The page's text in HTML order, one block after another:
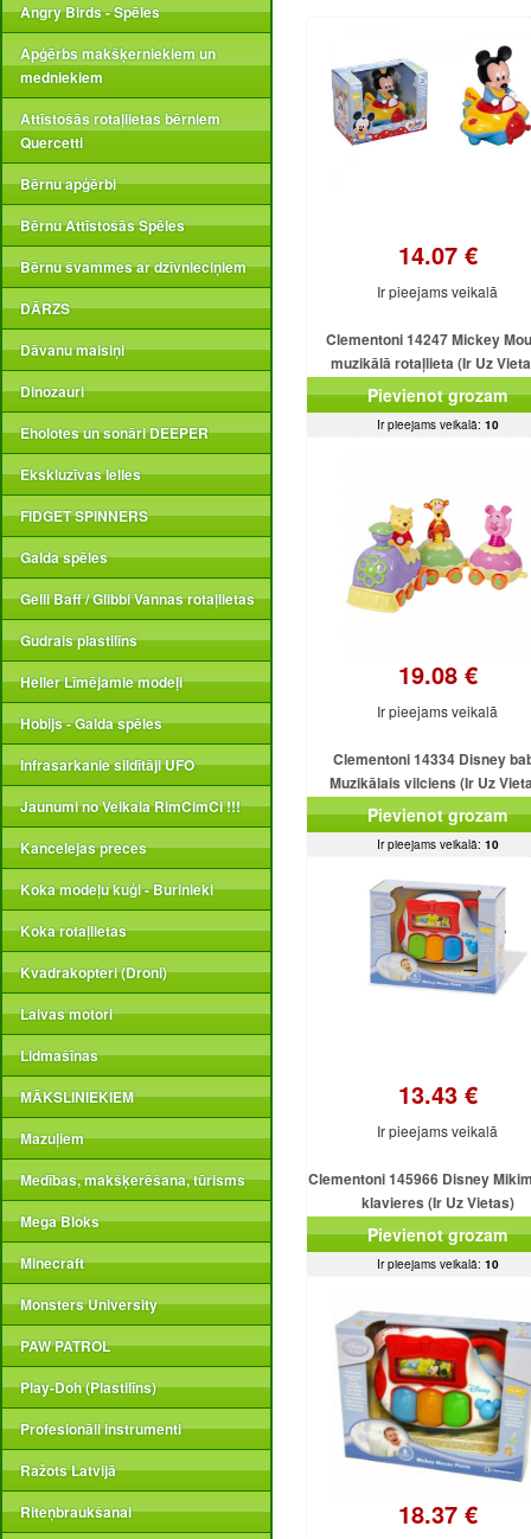
Angry Birds - Spēles
Apģērbs makšķerniekiem un
medniekiem
Attīstošās rotaļlietas bērniem
Quercetti
Bērnu apģērbi
Bērnu Attīstošās Spēles
Bērnu švammes ar dzīvnieciņiem
DĀRZS
Dāvanu maisiņi
Dinozauri
Eholotes un sonāri DEEPER
Ekskluzīvas lelles
FIDGET SPINNERS
Galda spēles
Gelli Baff / Glibbi Vannas rotaļlietas
Gudrais plastilīns
Heller Līmējamie modeļi
Hobijs - Galda spēles
Infrasarkanie sildītāji UFO
Jaunumi no Veikala RimCimCi !!!
Kancelejas preces
Koka modeļu kuģi - Burinieki
Koka rotaļlietas
Kvadrakopteri (Droni)
Laivas motori
Lidmašīnas
MĀKSLINIEKIEM
Mazuļiem
Medības, makšķerēšana, tūrisms
Mega Bloks
Minecraft
Monsters University
PAW PATROL
Play-Doh (Plastilīns)
Profesionāli instrumenti
Ražots Latvijā
Riteņbraukšanai
14.07 €
Ir pieejams veikalā
Clementoni 14247 Mickey
muzikālā rotaļlieta (Ir Uz
Pievienot grozam
Ir pieejams veikalā: 10
19.08 €
Ir pieejams veikalā
Clementoni 14334 Disney
Muzikālais vilciens (Ir Uz
Pievienot grozam
Ir pieejams veikalā: 10
13.43 €
Ir pieejams veikalā
Clementoni 145966 Disney
klavieres (Ir Uz Vietas)
Pievienot grozam
Ir pieejams veikalā: 10
18.37 €